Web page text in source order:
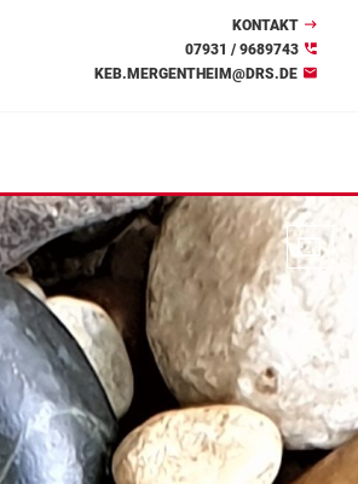
KONTAKT
07931 / 9689743
KEB.MERGENTHEIM@DRS.DE